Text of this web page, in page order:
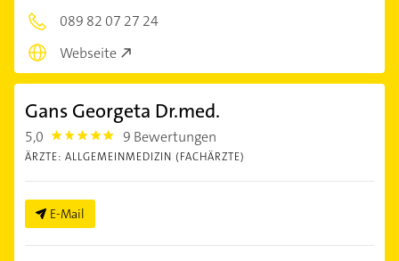
089 82 07 27 24
Webseite
Gans Georgeta Dr.med.
5,0 5.0 9 Bewertungen
ÄRZTE: ALLGEMEINMEDIZIN (FACHÄRZTE)
E-Mail